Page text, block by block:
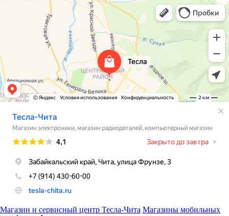
Магазин и сервисный центр Тесла-Чита Магазины мобильных